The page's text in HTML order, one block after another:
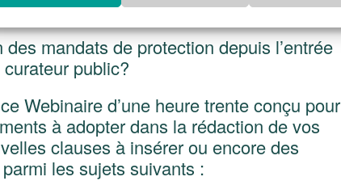
mandats de protection depuis l’entrée
public?
Webinaire d’une heure trente conçu pour
à adopter dans la rédaction de vos
clauses à insérer ou encore des
les sujets suivants :